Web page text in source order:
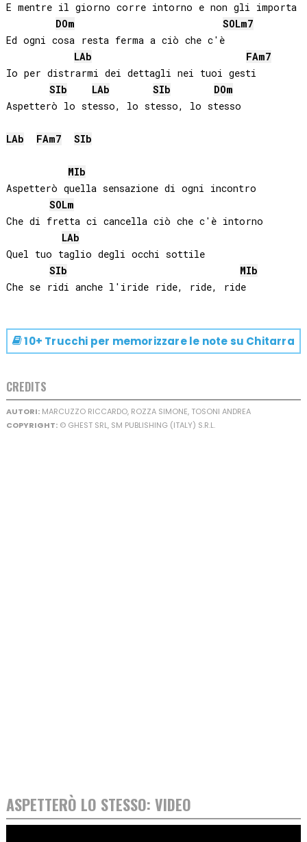
E mentre il giorno corre intorno e non gli importa
DOm SOLm7
Ed ogni cosa resta ferma a ciò che c'è
LAb
FAm7
Io per distrarmi dei dettagli nei tuoi gesti
SIb
LAb SIb DOm
Aspetterò lo stesso, lo stesso, lo stesso
LAb FAm7 SIb
MIb
Aspetterò quella sensazione di ogni incontro
SOLm
Che di fretta ci cancella ciò che c'è intorno
LAb
Quel tuo taglio degli occhi sottile
SIb
MIb
10+ Trucchi per memorizzare le note su Chitarra
CREDITS
AUTORI:MARCUZZO RICCARDO, ROZZA SIMONE, TOSONI ANDREA
COPYRIGHT:© GHEST SRL, SM PUBLISHING (ITALY) S.R.L.
ASPETTERÒ LO STESSO: VIDEO